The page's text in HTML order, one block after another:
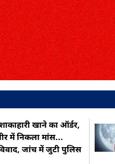
खाने का ऑर्डर,
में निकला मांस...
जांच में जुटी पुलिस